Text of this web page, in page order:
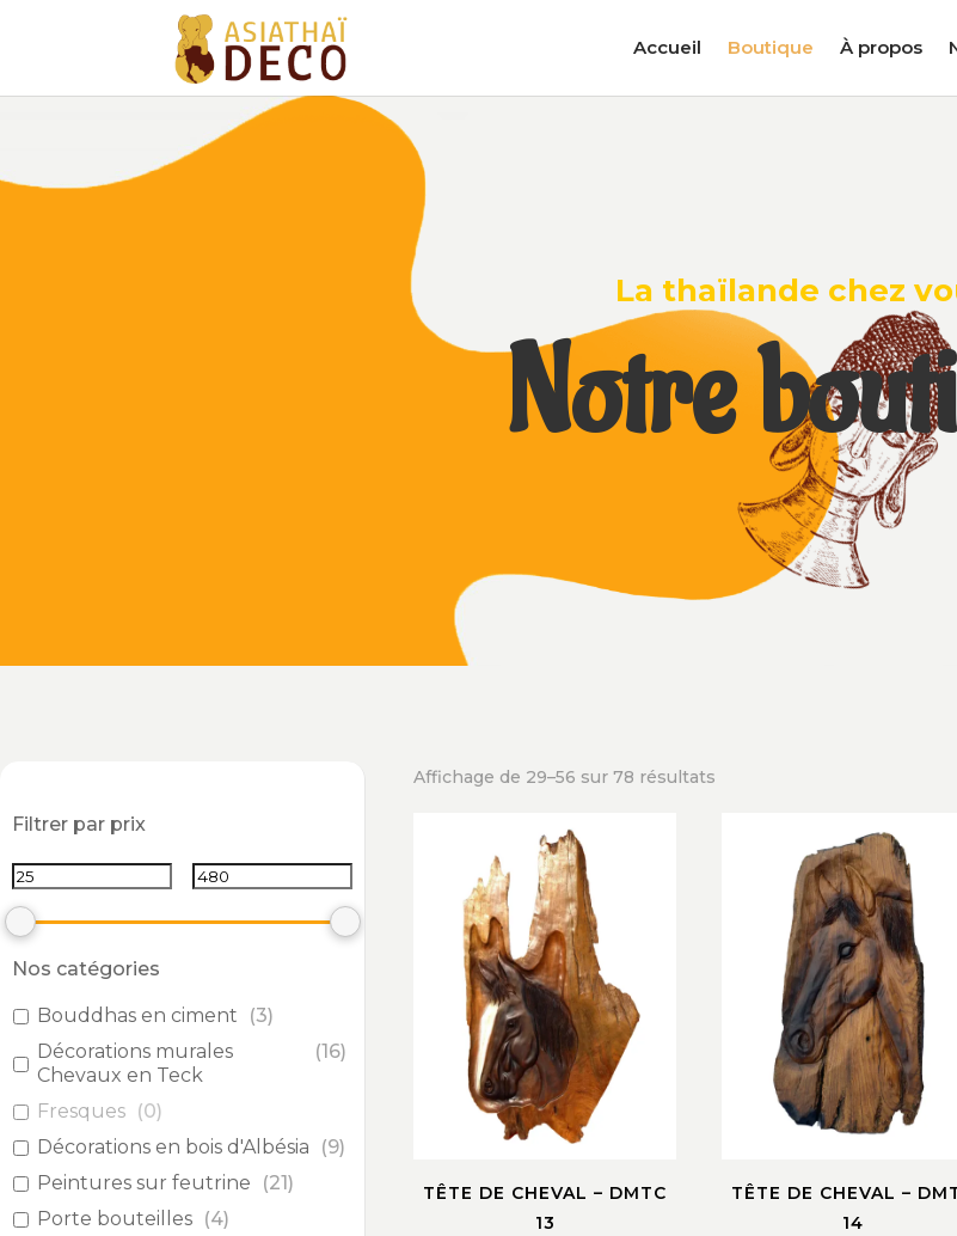
Accueil Boutique À propos
La thaïlande chez
Notre
Filtrer par prix
Nos catégories
Bouddhas en ciment (3)
Décorations murales
Chevaux en Teck
(16)
Fresques (0)
Décorations en bois d'Albésia
(9)
Peintures sur feutrine
(21)
Porte bouteilles (4)
Affichage de 29–56 sur 78 résultats
TÊTE DE CHEVAL – DMTC
13
TÊTE DE CHEVAL –
14